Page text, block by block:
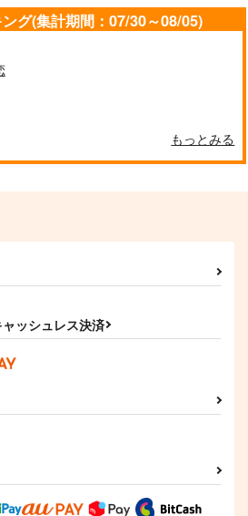
グ(集計期間：07/30～08/05)
もっとみる
ャッシュレス決済